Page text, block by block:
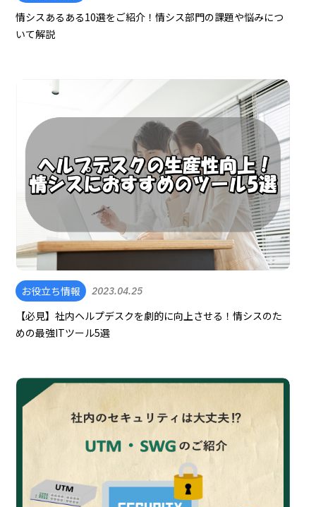
情シスあるある10選をご紹介！情シス部門の課題や悩みにつ
いて解説
お役立ち情報 2023.04.25
【必見】社内ヘルプデスクを劇的に向上させる！情シスのた
めの最強ITツール5選